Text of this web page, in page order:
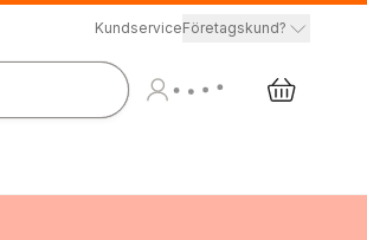
KundserviceFöretagskund?